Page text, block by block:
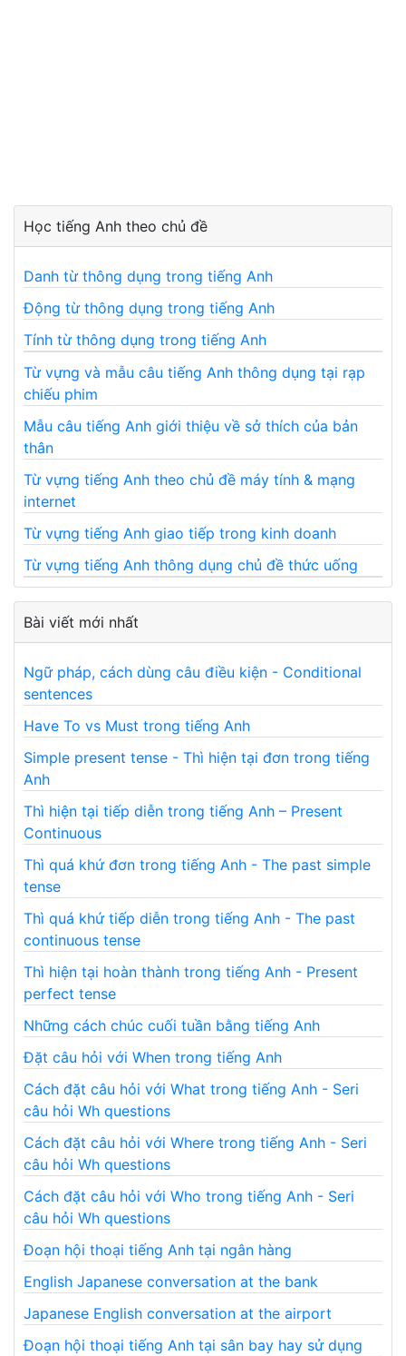
Học tiếng Anh theo chủ đề
Danh từ thông dụng trong tiếng Anh
Động từ thông dụng trong tiếng Anh
Tính từ thông dụng trong tiếng Anh
Từ vựng và mẫu câu tiếng Anh thông dụng tại rạp
chiếu phim
Mẫu câu tiếng Anh giới thiệu về sở thích của bản
thân
Từ vựng tiếng Anh theo chủ đề máy tính & mạng
internet
Từ vựng tiếng Anh giao tiếp trong kinh doanh
Từ vựng tiếng Anh thông dụng chủ đề thức uống
Bài viết mới nhất
Ngữ pháp, cách dùng câu điều kiện - Conditional
sentences
Have To vs Must trong tiếng Anh
Simple present tense - Thì hiện tại đơn trong tiếng
Anh
Thì hiện tại tiếp diễn trong tiếng Anh – Present
Continuous
Thì quá khứ đơn trong tiếng Anh - The past simple
tense
Thì quá khứ tiếp diễn trong tiếng Anh - The past
continuous tense
Thì hiện tại hoàn thành trong tiếng Anh - Present
perfect tense
Những cách chúc cuối tuần bằng tiếng Anh
Đặt câu hỏi với When trong tiếng Anh
Cách đặt câu hỏi với What trong tiếng Anh - Seri
câu hỏi Wh questions
Cách đặt câu hỏi với Where trong tiếng Anh - Seri
câu hỏi Wh questions
Cách đặt câu hỏi với Who trong tiếng Anh - Seri
câu hỏi Wh questions
Đoạn hội thoại tiếng Anh tại ngân hàng
English Japanese conversation at the bank
Japanese English conversation at the airport
Đoạn hội thoại tiếng Anh tại sân bay hay sử dụng